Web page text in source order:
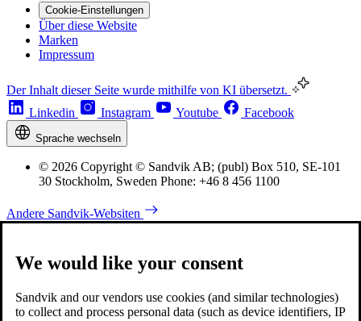
Cookie-Einstellungen
Über diese Website
Marken
Impressum
Der Inhalt dieser Seite wurde mithilfe von KI übersetzt.
Linkedin
Instagram Youtube Facebook
Sprache wechseln
© 2026 Copyright © Sandvik AB; (publ) Box 510, SE-101
30 Stockholm, Sweden Phone: +46 8 456 1100
Andere Sandvik-Websiten
We would like your consent
Sandvik and our vendors use cookies (and similar technologies)
to collect and process personal data (such as device identifiers, IP